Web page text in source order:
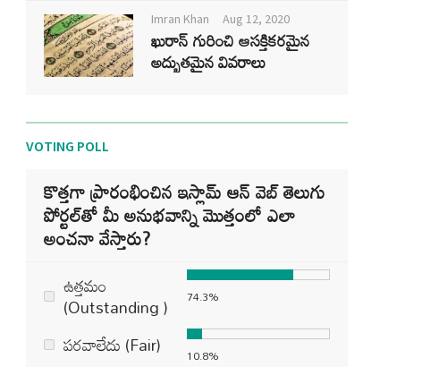
Imran Khan Aug 12, 2020
ఖురాన్ గురించి ఆసక్తికరమైన
అద్భుతమైన వివరాలు
VOTING POLL
కొత్తగా ప్రారంభించిన ఇస్లామ్ ఆన్ వెబ్ తెలుగు
పోర్టల్‌తో మీ అనుభవాన్ని మొత్తంలో ఎలా
అంచనా వేస్తారు?
ఉత్తమం
(Outstanding ) 74.3%
పరవాలేదు (Fair) 10.8%